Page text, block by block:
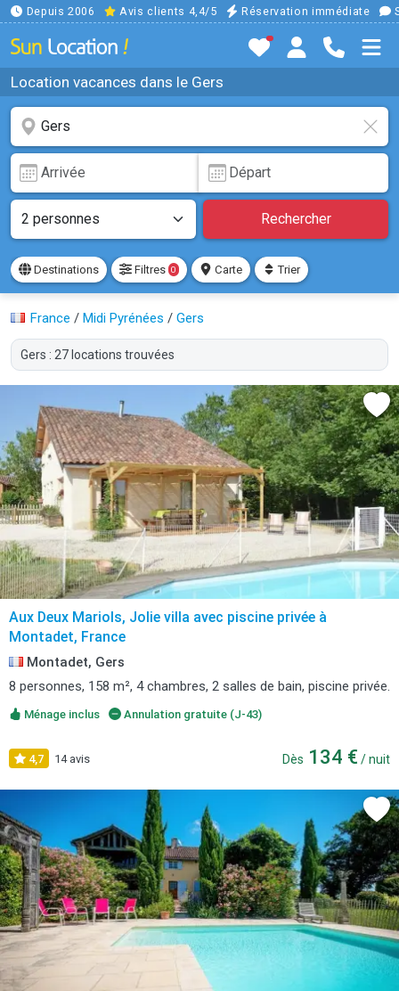
Depuis 2006 Avis clients 4,4/5 Réservation immédiate
Location vacances dans le Gers
Rechercher
Destinations Filtres 0 Carte Trier
France / Midi Pyrénées / Gers
Gers : 27 locations trouvées
Aux Deux Mariols, Jolie villa avec piscine privée à
Montadet, France
Montadet, Gers
8 personnes, 158 m², 4 chambres, 2 salles de bain, piscine privée.
Ménage inclus Annulation gratuite (J-43)
4,7 14 avis Dès 134 € / nuit